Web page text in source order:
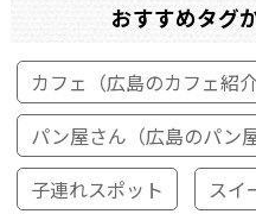
おすすめタグ
カフェ（広島のカフェ紹介
パン屋さん（広島のパン屋
子連れスポット
スイ